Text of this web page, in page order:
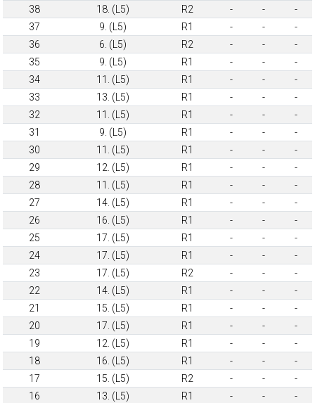
38
18. (L5) R2 - -
-
37
9. (L5) R1 - -
-
36
6. (L5) R2 - -
-
35
9. (L5) R1 - -
-
34
11. (L5) R1 - -
-
33
13. (L5) R1 - -
-
32
11. (L5) R1 - -
-
31
9. (L5) R1 - -
-
30
11. (L5) R1 - -
-
29
12. (L5) R1 - -
-
28
11. (L5) R1 - -
-
27
14. (L5) R1 - -
-
26
16. (L5) R1 - -
-
25
17. (L5) R1 - -
-
24
17. (L5) R1 - -
-
23
17. (L5) R2 - -
-
22
14. (L5) R1 - -
-
21
15. (L5) R1 - -
-
20
17. (L5) R1 - -
-
19
12. (L5) R1 - -
-
18
16. (L5) R1 - -
-
17
15. (L5) R2 - -
-
16
13. (L5) R1 - -
-